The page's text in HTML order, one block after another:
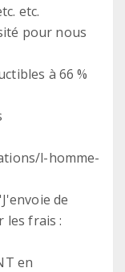
etc.
pour nous
à 66 %
l-homme-
de
les frais :
en